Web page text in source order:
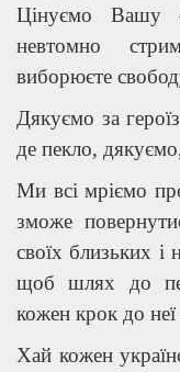
Цінуємо Вашу
невтомно
виборюєте
Дякуємо за
де пекло,
Ми всі мріємо
зможе
своїх близьких і
щоб шлях до
кожен крок до
Хай кожен